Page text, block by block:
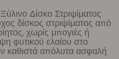
Δίσκο Στριψίματος
δίσκος στριψίματος από
χωρίς μπογιές ή
φυτικού ελαίου στο
καθιστά απόλυτα ασφαλή